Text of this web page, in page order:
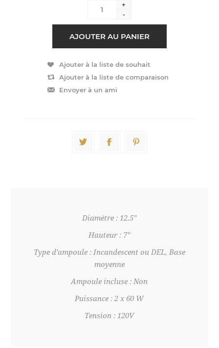
+
-
Diamètre : 12.5"
Hauteur : 7"
Type d'ampoule : Incandescent ou DEL, Base
moyenne
Ampoule incluse : Non
Puissance : 2 x 60 W
Tension : 120V